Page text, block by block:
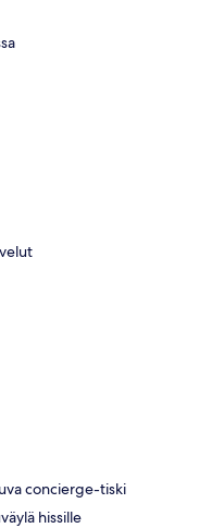
concierge-tiski
hissille